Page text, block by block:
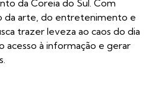
da Coreia do Sul. Com
da arte, do entretenimento e
trazer leveza ao caos do dia
acesso à informação e gerar